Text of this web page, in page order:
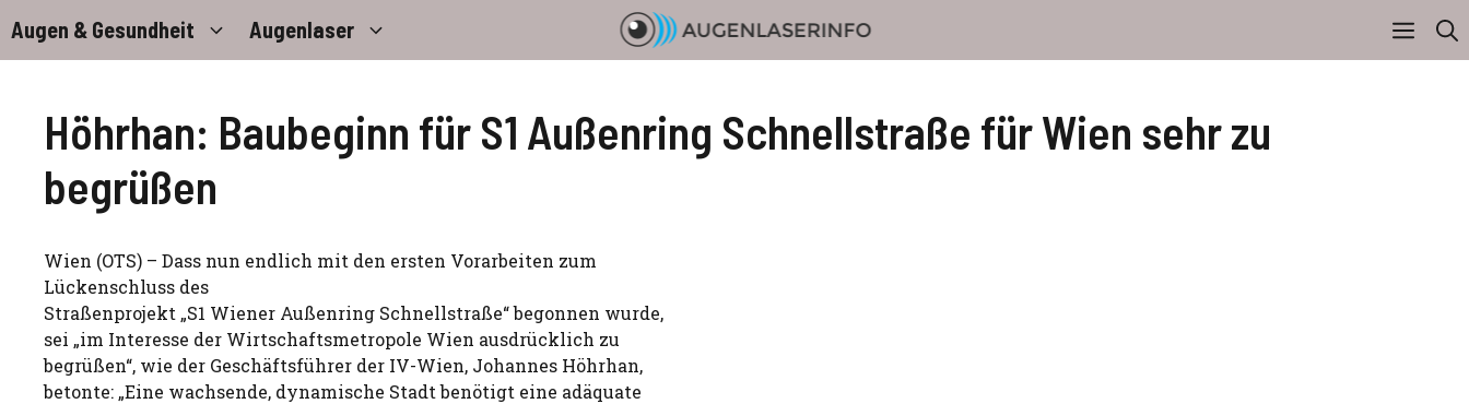
Inhalt
springen
Augen & Gesundheit Augenlaser
Höhrhan: Baubeginn für S1 Außenring Schnellstraße für Wien sehr zu
begrüßen
Wien (OTS) – Dass nun endlich mit den ersten Vorarbeiten zum
Lückenschluss des
Straßenprojekt „S1 Wiener Außenring Schnellstraße“ begonnen wurde,
sei „im Interesse der Wirtschaftsmetropole Wien ausdrücklich zu
begrüßen“, wie der Geschäftsführer der IV-Wien, Johannes Höhrhan,
betonte: „Eine wachsende, dynamische Stadt benötigt eine adäquate